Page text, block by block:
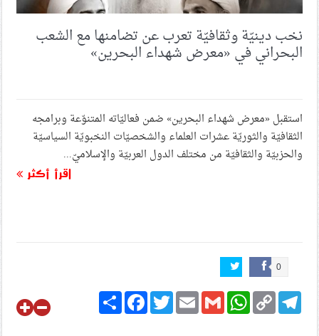
نخب دينيّة وثقافيّة تعرب عن تضامنها مع الشعب
البحراني في «معرض شهداء البحرين»
استقبل «معرض شهداء البحرين» ضمن فعاليّاته المتنوّعة وبرامجه
الثقافيّة والثوريّة عشرات العلماء والشخصيّات النخبويّة السياسيّة
والحزبيّة والثقافيّة من مختلف الدول العربيّة والإسلاميّ...
اقرأ أكثر
0
ShareFacebookTwitterEmailGmail
WhatsApp Copy
Link
Telegram